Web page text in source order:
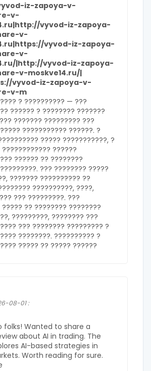
iz-zapoya-v-
v-
vyvod-iz-zapoya-
v-
vyvod-iz-zapoya-
v-
|http://vyvod-iz-zapoya-
v-moskve14.ru/|
vyvod-iz-zapoya-v-
v-m
? ?????????? — ???
?????? ? ???????? ???????
??????? ????????? ???
??????????? ??????. ?
????? ???????????, ?
??????
?????? ?? ????????
??? ???????? ?????
??????? ?????????? ??
??????????, ????,
??? ?????????. ???
?? ???????? ????????
?????????, ???????? ???
??? ???????? ????????? ?
????????. ?????????? ?
????? ?? ????? ??????
08-01 :
folks! Wanted to share a
about AI in trading. The
AI-based strategies in
Worth reading for sure.